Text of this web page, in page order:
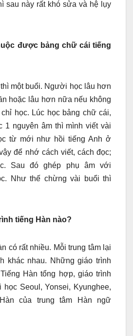
sau này rất khó sửa và hệ lụy
được bảng chữ cái tiếng
một buổi. Người học lâu hơn
hoặc lâu hơn nữa nếu không
học. Lúc học bảng chữ cái,
1 nguyên âm thì mình viết vài
từ mới như hồi tiếng Anh ở
để nhớ cách viết, cách đọc;
Sau đó ghép phụ âm với
Như thế chừng vài buổi thì
tiếng Hàn nào?
có rất nhiều. Mỗi trung tâm lại
khác nhau. Những giáo trình
Hàn tổng hợp, giáo trình
Seoul, Yonsei, Kyunghee,
của trung tâm Hàn ngữ